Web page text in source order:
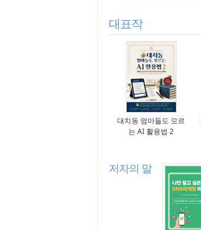
대표작
대치동 엄마들도 모르
는 AI 활용법 2
저자의 말